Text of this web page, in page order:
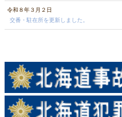
令和８年３月２日
交番・駐在所を更新しました。